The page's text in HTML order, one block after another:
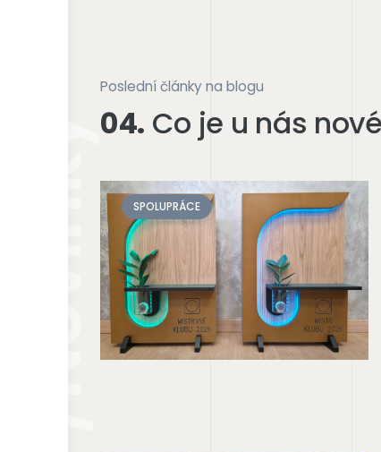
/Novinky
Poslední články na blogu
04. Co je u nás
SPOLUPRÁCE